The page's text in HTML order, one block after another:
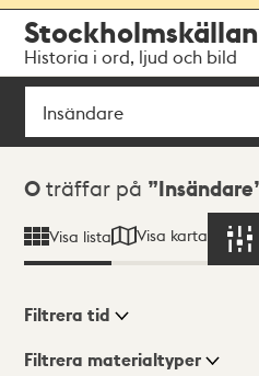
navigationen
huvudinnehållet
Stockholmskällan
Historia i ord, ljud och bild
Sök
Sökresultat
0 träffar på Insändare
Visa lista Visa karta
Visningsläge
Filtrera tid
Filtrera materialtyper